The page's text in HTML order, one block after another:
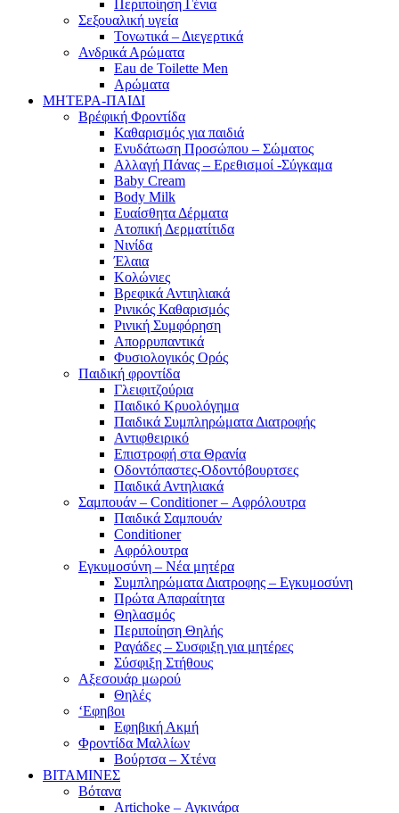
Περιποίηση Γένια
Σεξουαλική υγεία
Τονωτικά – Διεγερτικά
Ανδρικά Αρώματα
Eau de Toilette Men
Αρώματα
ΜΗΤΕΡΑ-ΠΑΙΔΙ
Βρέφική Φροντίδα
Καθαρισμός για παιδιά
Ενυδάτωση Προσώπου – Σώματος
Αλλαγή Πάνας – Ερεθισμοί -Σύγκαμα
Baby Cream
Body Milk
Ευαίσθητα Δέρματα
Ατοπική Δερματίτιδα
Νινίδα
Έλαια
Κολώνιες
Βρεφικά Αντιηλιακά
Ρινικός Καθαρισμός
Ρινική Συμφόρηση
Απορρυπαντικά
Φυσιολογικός Ορός
Παιδική φροντίδα
Γλειφιτζούρια
Παιδικό Κρυολόγημα
Παιδικά Συμπληρώματα Διατροφής
Αντιφθειρικό
Επιστροφή στα Θρανία
Οδοντόπαστες-Οδοντόβουρτσες
Παιδικά Αντηλιακά
Σαμπουάν – Conditioner – Αφρόλουτρα
Παιδικά Σαμπουάν
Conditioner
Αφρόλουτρα
Εγκυμοσύνη – Νέα μητέρα
Συμπληρώματα Διατροφης – Εγκυμοσύνη
Πρώτα Απαραίτητα
Θηλασμός
Περιποίηση Θηλής
Ραγάδες – Συσφιξη για μητέρες
Σύσφιξη Στήθους
Αξεσουάρ μωρού
Θηλές
‘Εφηβοι
Εφηβική Ακμή
Φροντίδα Μαλλίων
Βούρτσα – Χτένα
ΒΙΤΑΜΙΝΕΣ
Βότανα
Artichoke – Αγκινάρα